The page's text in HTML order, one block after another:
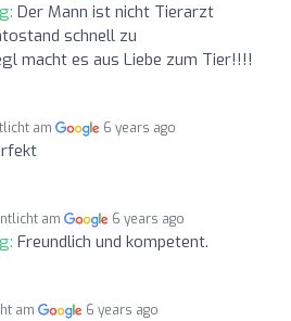
Der Mann ist nicht Tierarzt
schnell zu
macht es aus Liebe zum Tier!!!!
am 6 years ago
am 6 years ago
Freundlich und kompetent.
am 6 years ago